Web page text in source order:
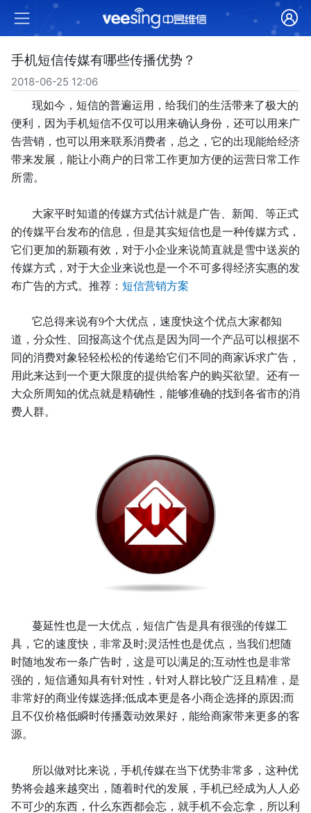
手机短信传媒有哪些传播优势？
2018-06-25 12:06
现如今，短信的普遍运用，给我们的生活带来了极大的
便利，因为手机短信不仅可以用来确认身份，还可以用来广
告营销，也可以用来联系消费者，总之，它的出现能给经济
带来发展，能让小商户的日常工作更加方便的运营日常工作
所需。
大家平时知道的传媒方式估计就是广告、新闻、等正式
的传媒平台发布的信息，但是其实短信也是一种传媒方式，
它们更加的新颖有效，对于小企业来说简直就是雪中送炭的
传媒方式，对于大企业来说也是一个不可多得经济实惠的发
布广告的方式。推荐： 短信营销方案
它总得来说有9个大优点，速度快这个优点大家都知
道，分众性、回报高这个优点是因为同一个产品可以根据不
同的消费对象轻轻松松的传递给它们不同的商家诉求广告，
用此来达到一个更大限度的提供给客户的购买欲望。还有一
大众所周知的优点就是精确性，能够准确的找到各省市的消
费人群。
蔓延性也是一大优点，短信广告是具有很强的传媒工
具，它的速度快，非常及时;灵活性也是优点，当我们想随
时随地发布一条广告时，这是可以满足的;互动性也是非常
强的，短信通知具有针对性，针对人群比较广泛且精准，是
非常好的商业传媒选择;低成本更是各小商企选择的原因;而
且不仅价格低瞬时传播轰动效果好，能给商家带来更多的客
源。
所以做对比来说，手机传媒在当下优势非常多，这种优
势将会越来越突出，随着时代的发展，手机已经成为人人必
不可少的东西，什么东西都会忘，就手机不会忘拿，所以利